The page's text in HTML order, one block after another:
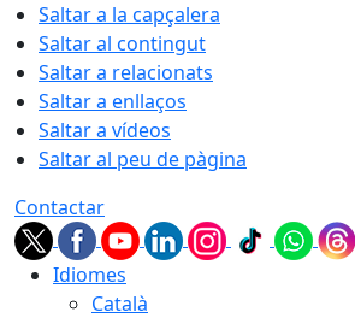
Saltar a la capçalera
Saltar al contingut
Saltar a relacionats
Saltar a enllaços
Saltar a vídeos
Saltar al peu de pàgina
Contactar
Idiomes
Català